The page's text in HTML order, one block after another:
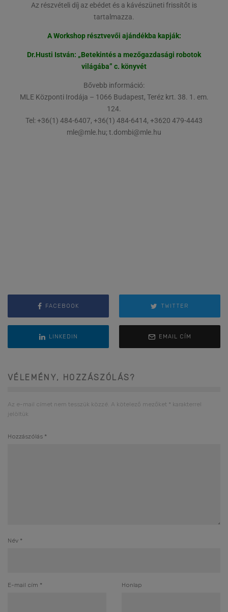
Az részvételi díj az ebédet és a kávészüneti frissítőt is
tartalmazza.
A Workshop résztvevői ajándékba kapják:
Dr.Husti István: „Betekintés a mezőgazdasági robotok
világába” c. könyvét
Bővebb információ:
MLE Központi Irodája – 1066 Budapest, Teréz krt. 38. 1. em.
124.
Tel: +36(1) 484-6407, +36(1) 484-6414, +3620 479-4443
mle@mle.hu; t.dombi@mle.hu
FACEBOOK TWITTER
LINKEDIN EMAIL CÍM
VÉLEMÉNY, HOZZÁSZÓLÁS?
Az e-mail címet nem tesszük közzé. A kötelező mezőket * karakterrel
jelöltük
Hozzászólás *
Név *
E-mail cím * Honlap